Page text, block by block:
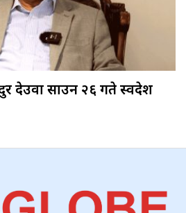
देउवा साउन २६ गते स्वदेश